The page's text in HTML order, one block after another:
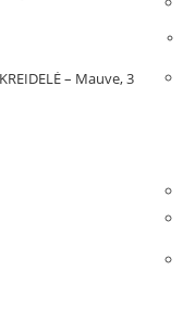
– Mauve, 3